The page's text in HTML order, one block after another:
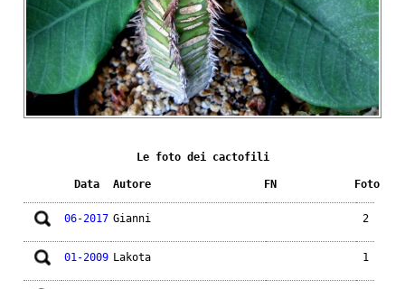
Le foto dei cactofili
Data Autore FN Foto
06-2017 Gianni 2
01-2009 Lakota 1